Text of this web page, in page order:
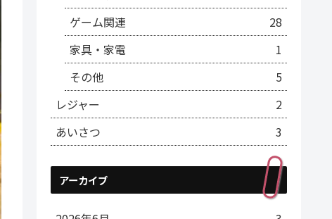
ゲーム関連
28
家具・家電
1
その他
5
レジャー
2
あいさつ
3
アーカイブ